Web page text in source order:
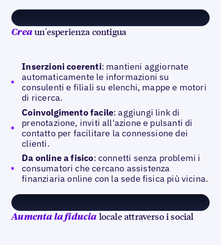
Crea un'esperienza contigua
Inserzioni coerenti: mantieni aggiornate
automaticamente le informazioni su
consulenti e filiali su elenchi, mappe e motori
di ricerca.
Coinvolgimento facile: aggiungi link di
prenotazione, inviti all'azione e pulsanti di
contatto per facilitare la connessione dei
clienti.
Da online a fisico: connetti senza problemi i
consumatori che cercano assistenza
finanziaria online con la sede fisica più vicina.
Aumenta la fiducia locale attraverso i social